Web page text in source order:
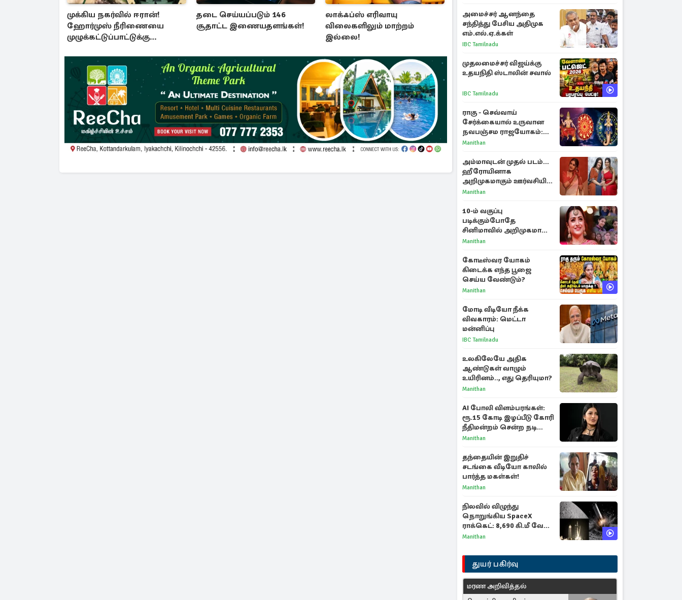
முக்கிய நகர்வில் ஈரான்!
ஹோர்முஸ் நீரிணையை
முழுக்கட்டுப்பாட்டுக்கு
தடை செய்யப்படும் 146
சூதாட்ட இணையதளங்கள்!
லாக்ஃப்ஸ் எரிவாயு
விலைகளிலும் மாற்றம்
இல்லை!
அமைச்சர் ஆனந்தை
சந்தித்து பேசிய அதிமுக
எம்.எல்.ஏ.க்கள்
IBC Tamilnadu
முதலமைச்சர் விஜய்க்கு
உதயநிதி ஸ்டாலின் சவால்
IBC Tamilnadu
ராகு - செவ்வாய்
சேர்க்கையால் உருவான
நவபஞ்சம ராஜயோகம்:
அதிர்ஷ்டம் பெறும் 3
Manithan
அம்மாவுடன் முதல் படம்...
ஹீரோயினாக
அறிமுகமாகும் ஊர்வசியின்
மகள் தேஜலட்சுமி!
Manithan
10-ம் வகுப்பு
படிக்கும்போதே
சினிமாவில் அறிமுகமான
த்ரிஷா! உண்மையை
காந்தி
Manithan
கோடீஸ்வர யோகம்
கிடைக்க எந்த பூஜை
செய்ய வேண்டும்?
Manithan
மோடி வீடியோ நீக்க
விவகாரம்: மெட்டா
மன்னிப்பு
IBC Tamilnadu
உலகிலேயே அதிக
ஆண்டுகள் வாழும்
உயிரினம்.., எது தெரியுமா?
Manithan
AI போலி விளம்பரங்கள்:
ரூ.15 கோடி இழப்பீடு கோரி
நீதிமன்றம் சென்ற நடிகை
ஸ்ருதி ஹாசன்!
Manithan
தந்தையின் இறுதிச்
சடங்கை வீடியோ காலில்
பார்த்த மகள்கள்!
Manithan
நிலவில் விழுந்து
நொறுங்கிய SpaceX
ராக்கெட்: 8,690 கி.மீ வேக
மோதலால் உருவான புதிய
Manithan
துயர் பகிர்வு
மரண அறிவித்தல்